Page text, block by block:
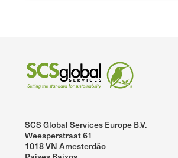
SCS Global Services Europe B.V.
Weesperstraat 61
1018 VN Amesterdão